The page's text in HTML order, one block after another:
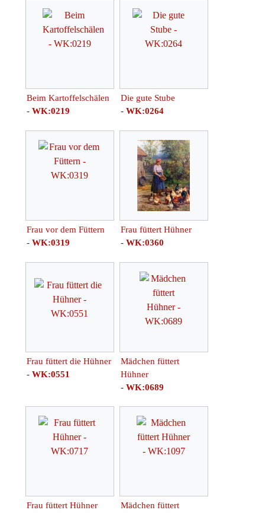
Beim Kartoffelschälen
- WK:0219
Die gute Stube
- WK:0264
Frau vor dem Füttern
- WK:0319
Frau füttert Hühner
- WK:0360
Frau füttert die Hühner
- WK:0551
Mädchen füttert
Hühner
- WK:0689
Frau füttert Hühner Mädchen füttert